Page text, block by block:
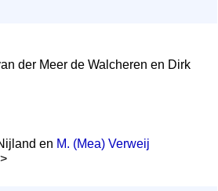
der Meer de Walcheren en Dirk
en M. (Mea) Verweij